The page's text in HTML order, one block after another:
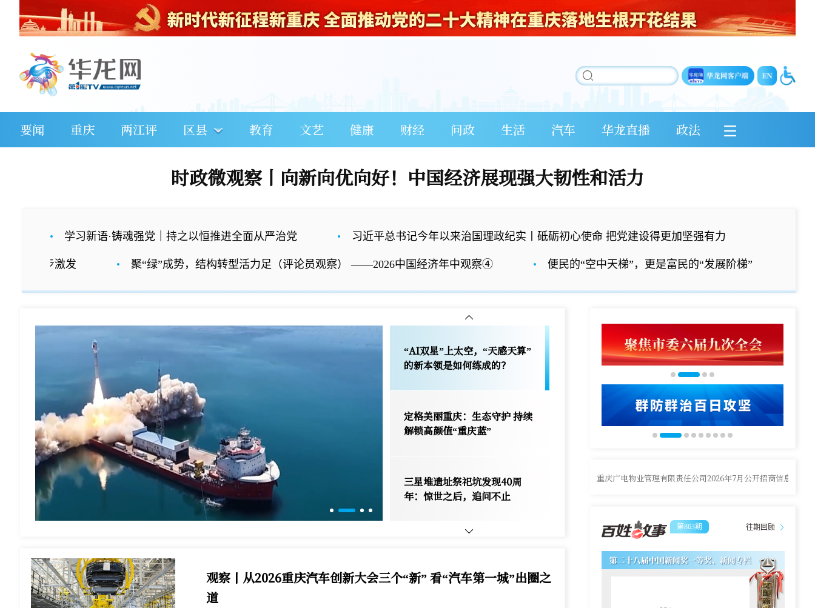
要闻 重庆 两江评 区县 教育 文艺 健康 财经 问政 生活 汽车 华龙直播 政法
时政微观察丨向新向优向好！中国经济展现强大韧性和活力
学习新语·铸魂强党｜持之以恒推进全面从严治党 习近平总书记今年以来治国理政纪实丨砥砺初心使命 把党建设得更加坚强有力
聚“绿”成势，结构转型活力足（评论员观察） ——2026中国经济年中观察④ 便民的“空中天梯”，更是富民的“发展阶梯”
“AI双星”上太空，“天感天算”
的新本领是如何练成的？
定格美丽重庆：生态守护 持续
解锁高颜值“重庆蓝”
三星堆遗址祭祀坑发现40周
年：惊世之后，追问不止
观察丨从2026重庆汽车创新大会三个“新” 看“汽车第一城”出圈之
道
重庆广电物业管理有限责任公司2026年7月公开招商信息结果
第863期 往期回顾